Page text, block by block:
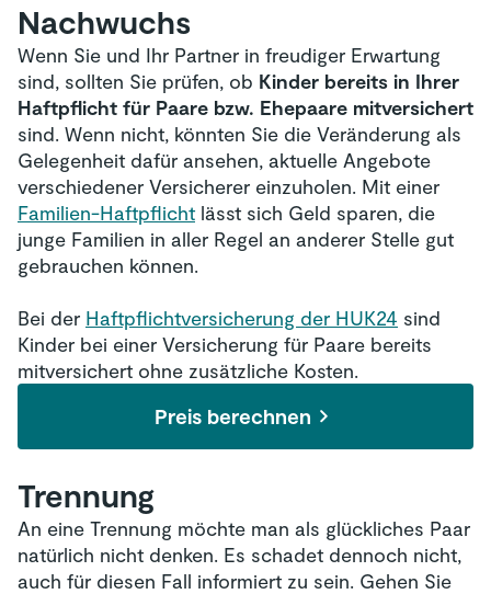
Nachwuchs
Wenn Sie und Ihr Partner in freudiger Erwartung
sind, sollten Sie prüfen, ob Kinder bereits in Ihrer
Haftpflicht für Paare bzw. Ehepaare mitversichert
sind. Wenn nicht, könnten Sie die Veränderung als
Gelegenheit dafür ansehen, aktuelle Angebote
verschiedener Versicherer einzuholen. Mit einer
Familien-Haftpflicht lässt sich Geld sparen, die
junge Familien in aller Regel an anderer Stelle gut
gebrauchen können.
Bei der Haftpflichtversicherung der HUK24 sind
Kinder bei einer Versicherung für Paare bereits
mitversichert ohne zusätzliche Kosten.
Preis berechnen
Trennung
An eine Trennung möchte man als glückliches Paar
natürlich nicht denken. Es schadet dennoch nicht,
auch für diesen Fall informiert zu sein. Gehen Sie